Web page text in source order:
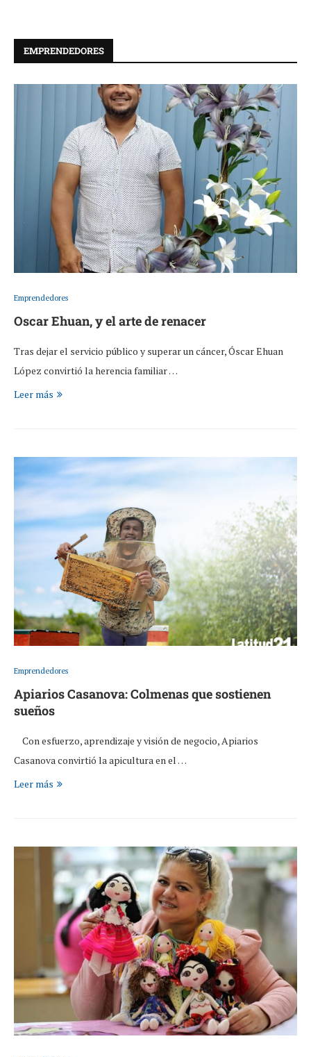
EMPRENDEDORES
Emprendedores
Oscar Ehuan, y el arte de renacer
Tras dejar el servicio público y superar un cáncer, Óscar Ehuan
López convirtió la herencia familiar …
Leer más
Emprendedores
Apiarios Casanova: Colmenas que sostienen
sueños
Con esfuerzo, aprendizaje y visión de negocio, Apiarios
Casanova convirtió la apicultura en el …
Leer más